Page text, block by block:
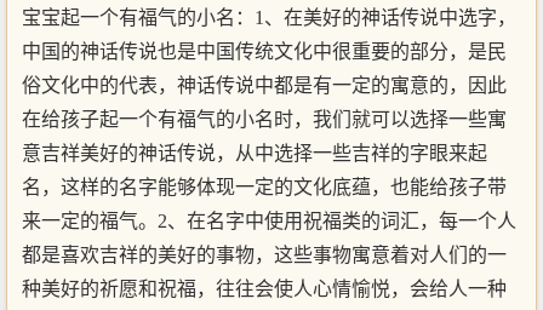
宝宝起一个有福气的小名：1、在美好的神话传说中选字，
中国的神话传说也是中国传统文化中很重要的部分，是民
俗文化中的代表，神话传说中都是有一定的寓意的，因此
在给孩子起一个有福气的小名时，我们就可以选择一些寓
意吉祥美好的神话传说，从中选择一些吉祥的字眼来起
名，这样的名字能够体现一定的文化底蕴，也能给孩子带
来一定的福气。2、在名字中使用祝福类的词汇，每一个人
都是喜欢吉祥的美好的事物，这些事物寓意着对人们的一
种美好的祈愿和祝福，往往会使人心情愉悦，会给人一种